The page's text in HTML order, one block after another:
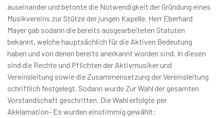
auseinander und betonte die Notwendigkeit der Gründung eines
Musikvereins zur Stütze der jungen Kapelle. Herr Eberhard
Mayer gab sodann die bereits ausgearbeiteten Statuten
bekannt, welche hauptsächlich für die Aktiven Bedeutung
haben und von denen bereits anerkannt worden sind. In diesen
sind die Rechte und Pflichten der Aktivmusiker und
Vereinsleitung sowie die Zusammensetzung der Vereinsleitung
schriftlich festgelegt. Sodann wurde Zur Wahl der gesamten
Vorstandschaft geschritten. Die Wahl erfolgte per
Akklamation- Es wurden einstimmig gewählt: